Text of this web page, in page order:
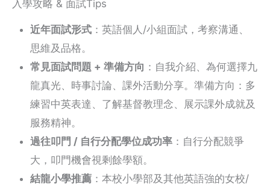
入學攻略 & 面試Tips
近年面試形式 ：英語個人/小組面試，考察溝通、
思維及品格。
常見面試問題 + 準備方向 ：自我介紹、為何選擇九
龍真光、時事討論、課外活動分享。準備方向：多
練習中英表達、了解基督教理念、展示課外成就及
服務精神。
過往叩門 / 自行分配學位成功率 ：自行分配競爭
大，叩門機會視剩餘學額。
結龍小學推薦 ：本校小學部及其他英語強的女校/